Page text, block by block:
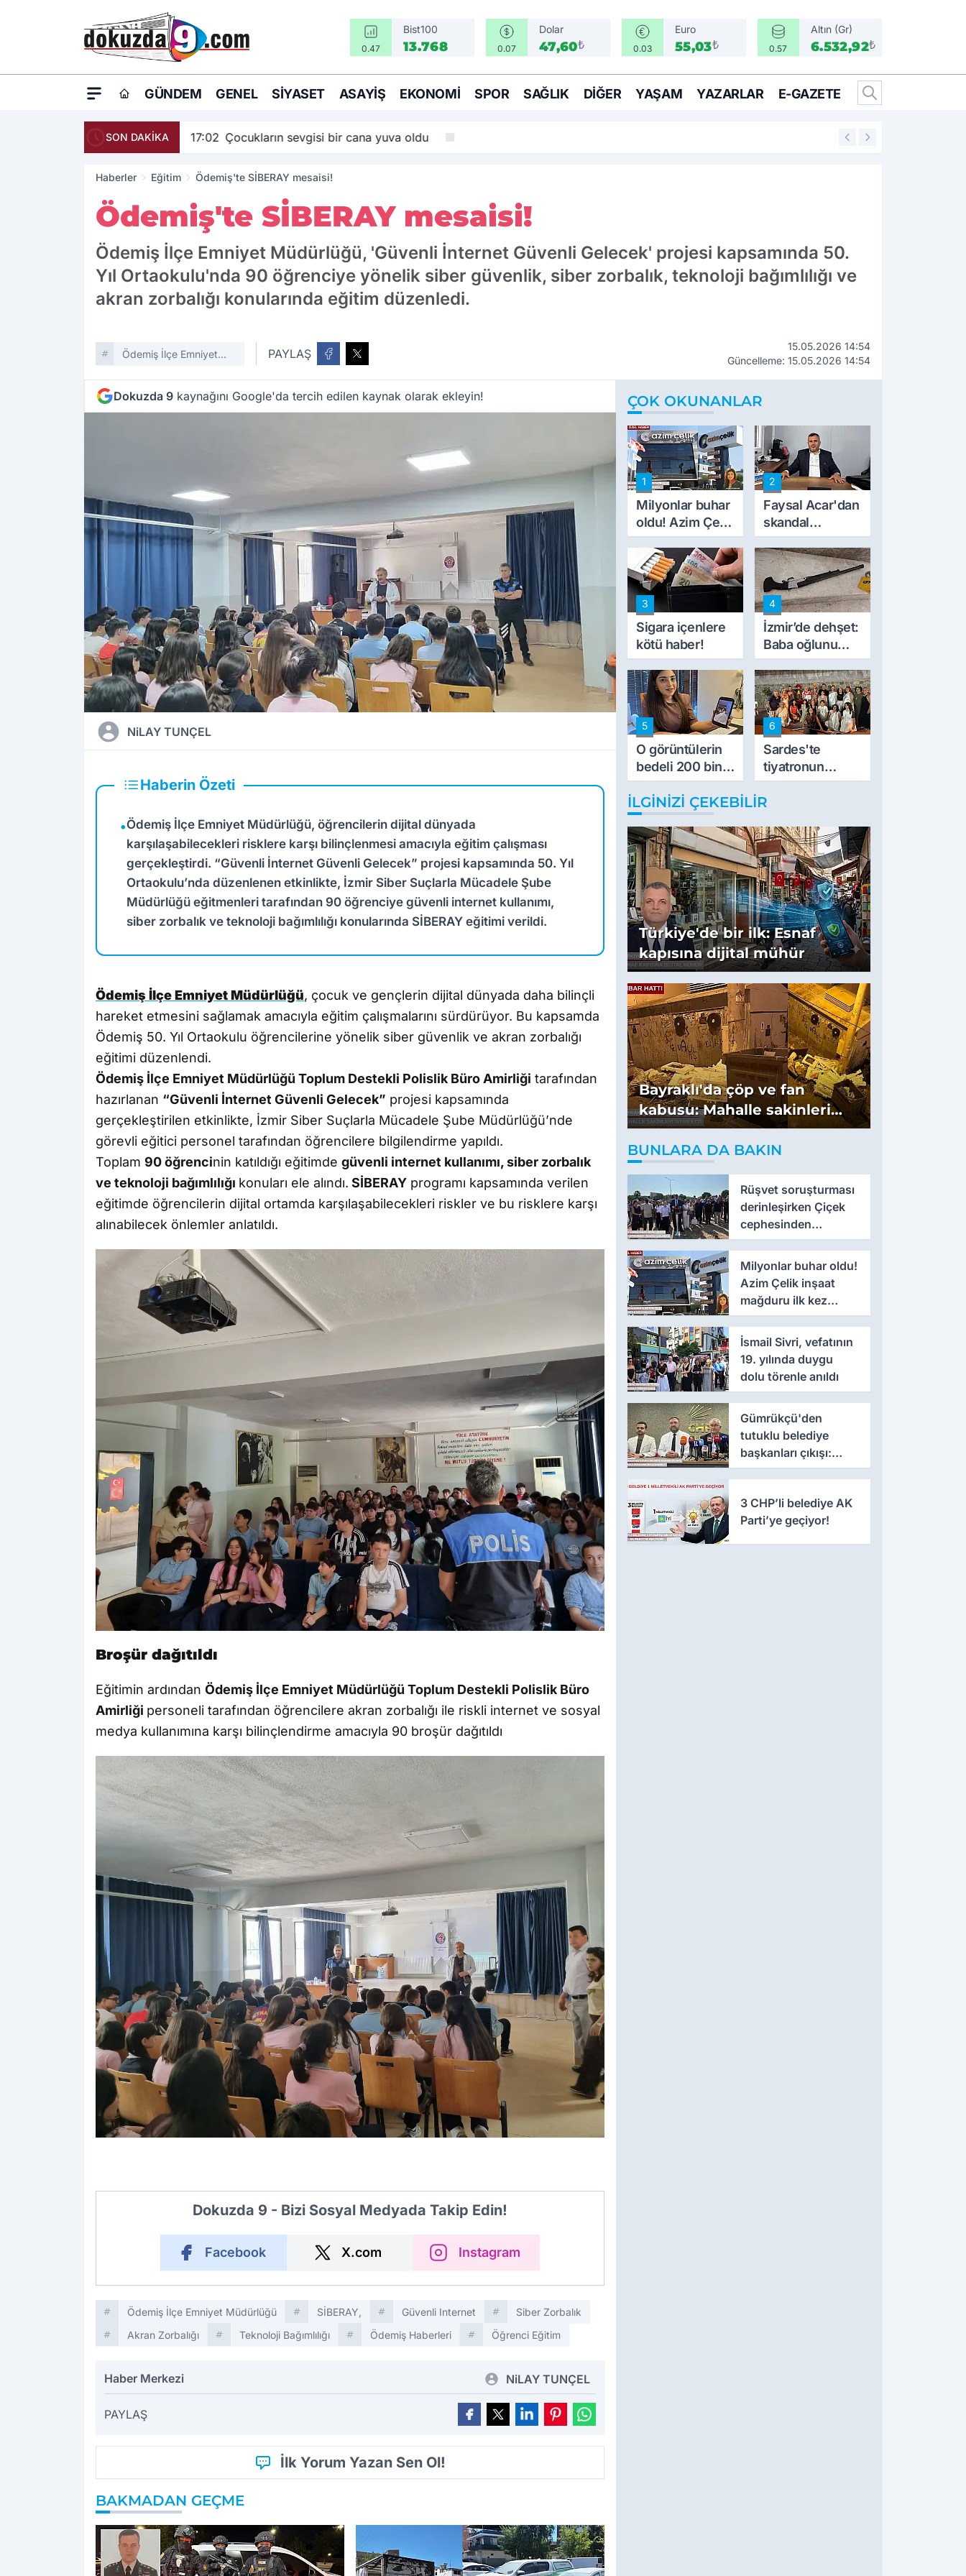
0.47
Bist100
13.768 0.07
Dolar
47,60₺ 0.03
Euro
55,03₺ 0.57
Altın (Gr)
6.532,92₺
GÜNDEM GENEL SIYASET ASAYIŞ EKONOMI SPOR SAĞLIK DIĞER YAŞAM YAZARLAR E-GAZETE
SON DAKİKA 17:02 Çocukların sevgisi bir cana yuva oldu 16:05
Haberler Eğitim Ödemiş'te SİBERAY mesaisi!
Ödemiş'te SİBERAY mesaisi!
Ödemiş İlçe Emniyet Müdürlüğü, 'Güvenli İnternet Güvenli Gelecek' projesi kapsamında 50.
Yıl Ortaokulu'nda 90 öğrenciye yönelik siber güvenlik, siber zorbalık, teknoloji bağımlılığı ve
akran zorbalığı konularında eğitim düzenledi.
Ödemiş İlçe Emniyet
PAYLAŞ
15.05.2026 14:54
Güncelleme: 15.05.2026 14:54
Dokuzda 9 kaynağını Google'da tercih edilen kaynak olarak ekleyin!
NiLAY TUNÇEL
Haberin Özeti
•Ödemiş İlçe Emniyet Müdürlüğü, öğrencilerin dijital dünyada
karşılaşabilecekleri risklere karşı bilinçlenmesi amacıyla eğitim çalışması
gerçekleştirdi. “Güvenli İnternet Güvenli Gelecek” projesi kapsamında 50. Yıl
Ortaokulu’nda düzenlenen etkinlikte, İzmir Siber Suçlarla Mücadele Şube
Müdürlüğü eğitmenleri tarafından 90 öğrenciye güvenli internet kullanımı,
siber zorbalık ve teknoloji bağımlılığı konularında SİBERAY eğitimi verildi.
Ödemiş İlçe Emniyet Müdürlüğü, çocuk ve gençlerin dijital dünyada daha bilinçli
hareket etmesini sağlamak amacıyla eğitim çalışmalarını sürdürüyor. Bu kapsamda
Ödemiş 50. Yıl Ortaokulu öğrencilerine yönelik siber güvenlik ve akran zorbalığı
eğitimi düzenlendi.
Ödemiş İlçe Emniyet Müdürlüğü Toplum Destekli Polislik Büro Amirliği tarafından
hazırlanan “Güvenli İnternet Güvenli Gelecek” projesi kapsamında
gerçekleştirilen etkinlikte, İzmir Siber Suçlarla Mücadele Şube Müdürlüğü’nde
görevli eğitici personel tarafından öğrencilere bilgilendirme yapıldı.
Toplam 90 öğrencinin katıldığı eğitimde güvenli internet kullanımı, siber zorbalık
ve teknoloji bağımlılığı konuları ele alındı. SİBERAY programı kapsamında verilen
eğitimde öğrencilerin dijital ortamda karşılaşabilecekleri riskler ve bu risklere karşı
alınabilecek önlemler anlatıldı.
Broşür dağıtıldı
Eğitimin ardından Ödemiş İlçe Emniyet Müdürlüğü Toplum Destekli Polislik Büro
Amirliği personeli tarafından öğrencilere akran zorbalığı ile riskli internet ve sosyal
medya kullanımına karşı bilinçlendirme amacıyla 90 broşür dağıtıldı
Dokuzda 9 - Bizi Sosyal Medyada Takip Edin!
Facebook X.com Instagram
Ödemiş İlçe Emniyet Müdürlüğü SİBERAY, Güvenli Internet
Siber Zorbalık
Akran Zorbalığı
Teknoloji Bağımlılığı Ödemiş Haberleri Öğrenci Eğitim
Haber Merkezi NiLAY TUNÇEL
PAYLAŞ
İlk Yorum Yazan Sen Ol!
BAKMADAN GEÇME
ÇOK OKUNANLAR
1
Milyonlar buhar
oldu! Azim Çelik
inşaat mağduru
ilk kez konuştu
2
Faysal Acar'dan
skandal
açıklamalar:
'Haluk Levent
peynircilerimizi
de kıskaca aldı,
müdahale ettik'
3
Sigara içenlere
kötü haber!
4
İzmir’de dehşet:
Baba oğlunu
vurdu
5
O görüntülerin
bedeli 200 bin
TL
6
Sardes'te
tiyatronun
imece ruhu
binlerce yıllık
İLGINIZI ÇEKEBILIR
Türkiye'de bir ilk: Esnaf
kapısına dijital mühür
Bayraklı'da çöp ve fan
kabusu: Mahalle sakinleri
isyan etti
BUNLARA DA BAKIN
Rüşvet soruşturması
derinleşirken Çiçek
cephesinden
'montaj' savunması
Milyonlar buhar oldu!
Azim Çelik inşaat
mağduru ilk kez
konuştu
İsmail Sivri, vefatının
19. yılında duygu
dolu törenle anıldı
Gümrükçü'den
tutuklu belediye
başkanları çıkışı:
'Yıllarca iddianame
3 CHP’li belediye AK
Parti’ye geçiyor!